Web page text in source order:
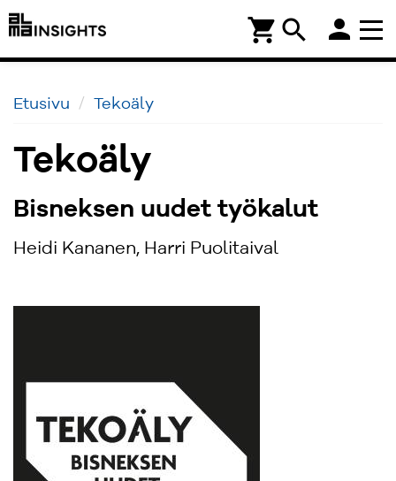
search
shopping_cart person
Etusivu Tekoäly
Tekoäly
Bisneksen uudet työkalut
Heidi Kananen, Harri Puolitaival